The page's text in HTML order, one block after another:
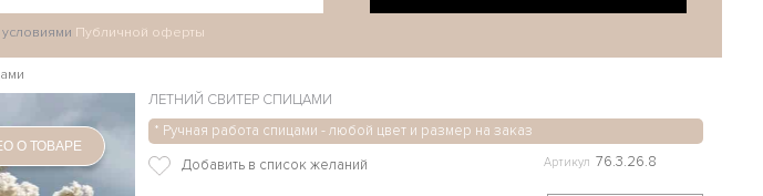
Публичной оферты
О ТОВАРЕ
ЛЕТНИЙ СВИТЕР СПИЦАМИ
* Ручная работа спицами - любой цвет и размер на заказ
Артикул 76.3.26.8